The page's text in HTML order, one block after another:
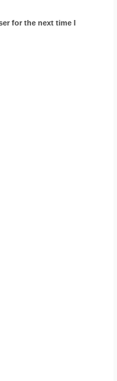
for the next time I